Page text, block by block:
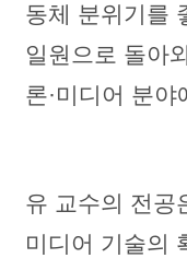
동체 분위기를
일원으로 돌아
론·미디어 분
유 교수의 전공
미디어 기술의